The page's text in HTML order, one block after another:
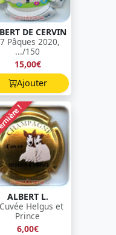
DE CERVIN
Pâques 2020,
.../150
15,00€
Ajouter
!
ALBERT L.
Helgus et
Prince
6,00€